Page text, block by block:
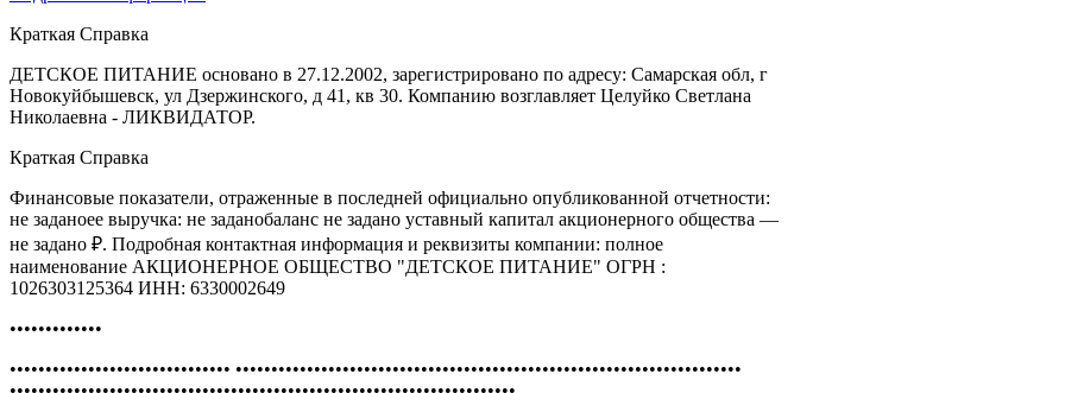
Краткая Справка
ДЕТСКОЕ ПИТАНИЕ основано в 27.12.2002, зарегистрировано по адресу: Самарская обл, г
Новокуйбышевск, ул Дзержинского, д 41, кв 30. Компанию возглавляет Целуйко Светлана
Николаевна - ЛИКВИДАТОР.
Краткая Справка
Финансовые показатели, отраженные в последней официально опубликованной отчетности:
не заданоее выручка: не заданобаланс не задано уставный капитал акционерного общества —
не задано ₽. Подробная контактная информация и реквизиты компании: полное
наименование АКЦИОНЕРНОЕ ОБЩЕСТВО "ДЕТСКОЕ ПИТАНИЕ" ОГРН :
1026303125364 ИНН: 6330002649
•••••••••••••
••••••••••••••••••••••••••••••• •••••••••••••••••••••••••••••••••••••••••••••••••••••••••••••••••••••••